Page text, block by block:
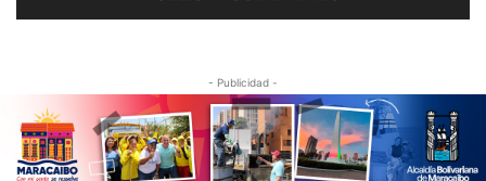
- Publicidad -